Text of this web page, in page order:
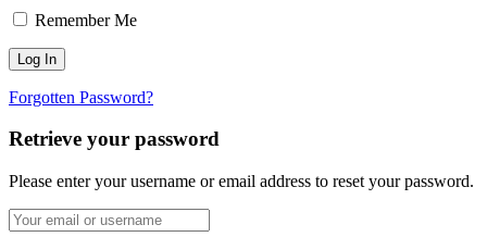
Remember Me
Forgotten Password?
Retrieve your password
Please enter your username or email address to reset your password.